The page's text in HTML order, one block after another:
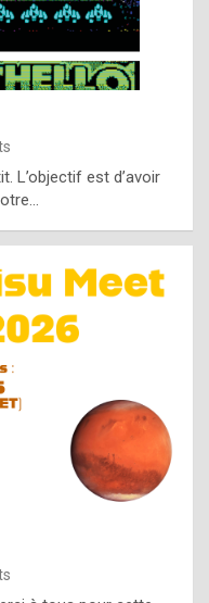
L’objectif est d’avoir